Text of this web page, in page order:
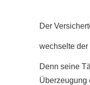
Der
wechselte
Denn seine
Überzeugung